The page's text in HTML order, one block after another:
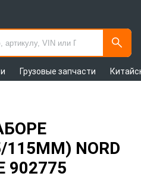
Грузовые запчасти
NORD
902775